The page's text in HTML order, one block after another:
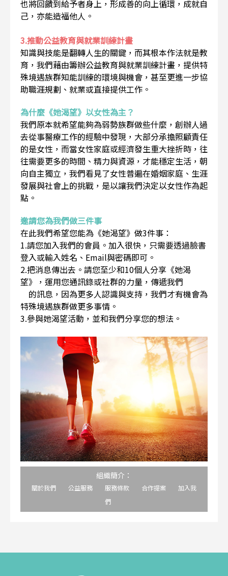
也將回饋到給予者身上，形成善的向上循環，成就自
己，亦能造福他人。
3.推動公益教育與就業訓練計畫
知識與技能是翻轉人生的關鍵，而其根本作法就是教
育，我們藉由籌辦公益教育與就業訓練計畫，提供特
殊境遇族群知能訓練的環境與機會，甚至更進一步協
助職涯規劃、就業或直接提供工作。
為什麼《她渴望》以女性為主？
我們原本就希望能夠為弱勢族群做些什麼，創辦人過
去從事醫療工作的經驗中發現，大部分承擔照顧責任
的是女性，而當女性家庭或經濟發生重大挫折時，往
往需要更多的時間、精力與資源，才能穩定生活，朝
向自主獨立，我們看見了女性普遍在婚姻家庭、生涯
發展與社會上的挑戰，是以讓我們決定以女性作為起
點。
邀請您為我們做三件事
在此我們希望您能為《她渴望》做3件事：
1.請您加入我們的會員。加入很快，只需要透過臉書
登入或輸入姓名、Email與密碼即可。
2.把消息傳出去。請您至少和10個人分享《她渴
望》，運用您通訊錄或社群的力量，傳遞我們
的訊息，因為更多人認識與支持，我們才有機會為
特殊境遇族群做更多事情。
3.參與她渴望活動，並和我們分享您的想法。
組織簡介：
關於我們 公益服務 服務條款 合作提案
加入我
們